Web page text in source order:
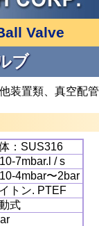
Valve
ブ
装置類、真空配
：SUS316
-7mbar.l / s
-4mbar〜2bar
トン. PTEF
式